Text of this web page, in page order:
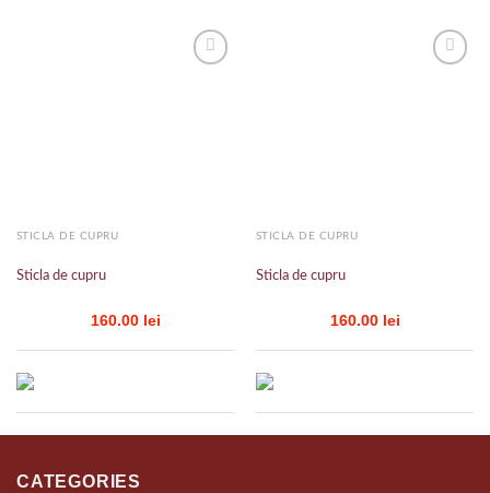
STICLA DE CUPRU
Sticla de cupru
160.00 lei
STICLA DE CUPRU
Sticla de cupru
160.00 lei
CATEGORIES